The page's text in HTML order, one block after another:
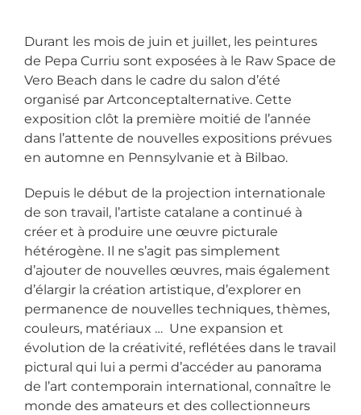
Durant les mois de juin et juillet, les peintures
de Pepa Curriu sont exposées à le Raw Space de
Vero Beach dans le cadre du salon d’été
organisé par Artconceptalternative. Cette
exposition clôt la première moitié de l’année
dans l’attente de nouvelles expositions prévues
en automne en Pennsylvanie et à Bilbao.
Depuis le début de la projection internationale
de son travail, l’artiste catalane a continué à
créer et à produire une œuvre picturale
hétérogène. Il ne s’agit pas simplement
d’ajouter de nouvelles œuvres, mais également
d’élargir la création artistique, d’explorer en
permanence de nouvelles techniques, thèmes,
couleurs, matériaux … Une expansion et
évolution de la créativité, reflétées dans le travail
pictural qui lui a permi d’accéder au panorama
de l’art contemporain international, connaître le
monde des amateurs et des collectionneurs